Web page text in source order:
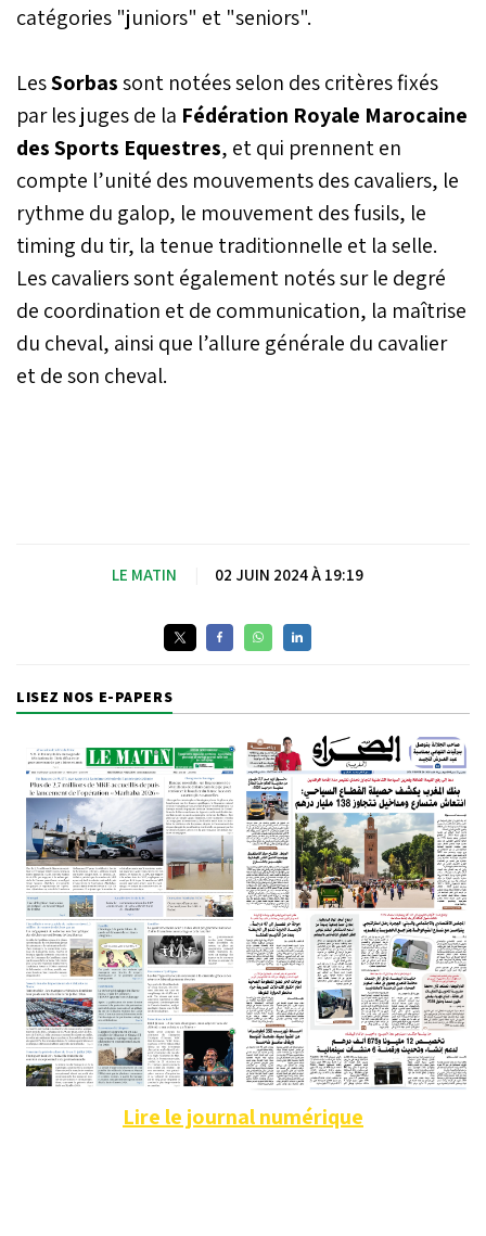
catégories "juniors" et "seniors".
LesSorbassont notées selon des critères fixés
par les juges de la Fédération Royale Marocaine
des Sports Equestres, et qui prennent en
compte l’unité des mouvements des cavaliers, le
rythme du galop, le mouvement des fusils, le
timing du tir, la tenue traditionnelle et la selle.
Les cavaliers sont également notés sur le degré
de coordination et de communication, la maîtrise
du cheval, ainsi que l’allure générale du cavalier
et de son cheval.
LE MATIN 02 JUIN 2024 À 19:19
LISEZ NOS E-PAPERS
Lire le journal numérique